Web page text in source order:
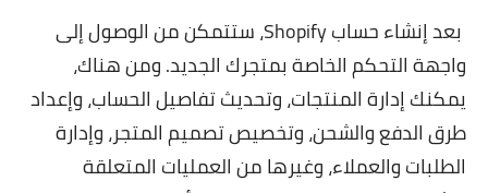
بعد إنشاء حساب Shopify، ستتمكن من الوصول إلى
واجهة التحكم الخاصة بمتجرك الجديد. ومن هناك،
يمكنك إدارة المنتجات، وتحديث تفاصيل الحساب، وإعداد
طرق الدفع والشحن، وتخصيص تصميم المتجر، وإدارة
الطلبات والعملاء، وغيرها من العمليات المتعلقة